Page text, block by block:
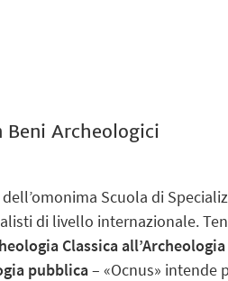
Beni Archeologici
Scuola di
di livello internazionale.
Classica
pubblica– «Ocnus» intende